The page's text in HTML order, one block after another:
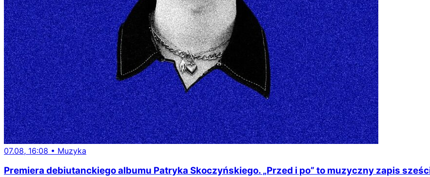
07.08, 16:08 • Muzyka
Premiera debiutanckiego albumu Patryka Skoczyńskiego. „Przed i po” to muzyczny zapis